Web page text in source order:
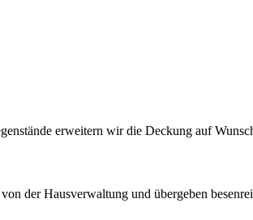
erweitern wir die Deckung auf
der Hausverwaltung und übergeben